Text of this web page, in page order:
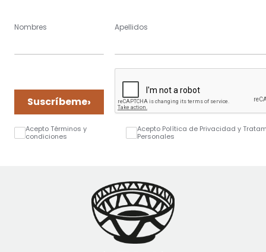
Nombres Apellidos
Suscríbeme›
Acepto Términos y
condiciones
Acepto Política de Privacidad y
Personales